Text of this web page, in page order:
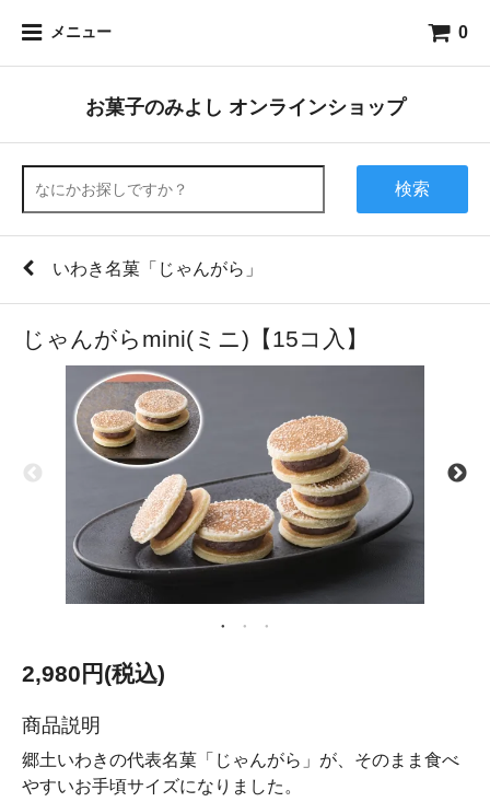
メニュー 0
お菓子のみよし オンラインショップ
検索
いわき名菓「じゃんがら」
じゃんがらmini(ミニ)【15コ入】
2,980円(税込)
商品説明
郷土いわきの代表名菓「じゃんがら」が、そのまま食べ
やすいお手頃サイズになりました。